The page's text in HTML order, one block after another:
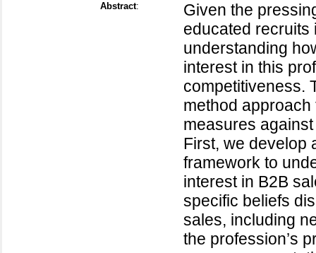
Abstract:
Given the
educated
understanding
interest in this
competitiveness.
method
measures
First, we develop
framework to
interest in B2B
specific beliefs
sales, including
the profession’s